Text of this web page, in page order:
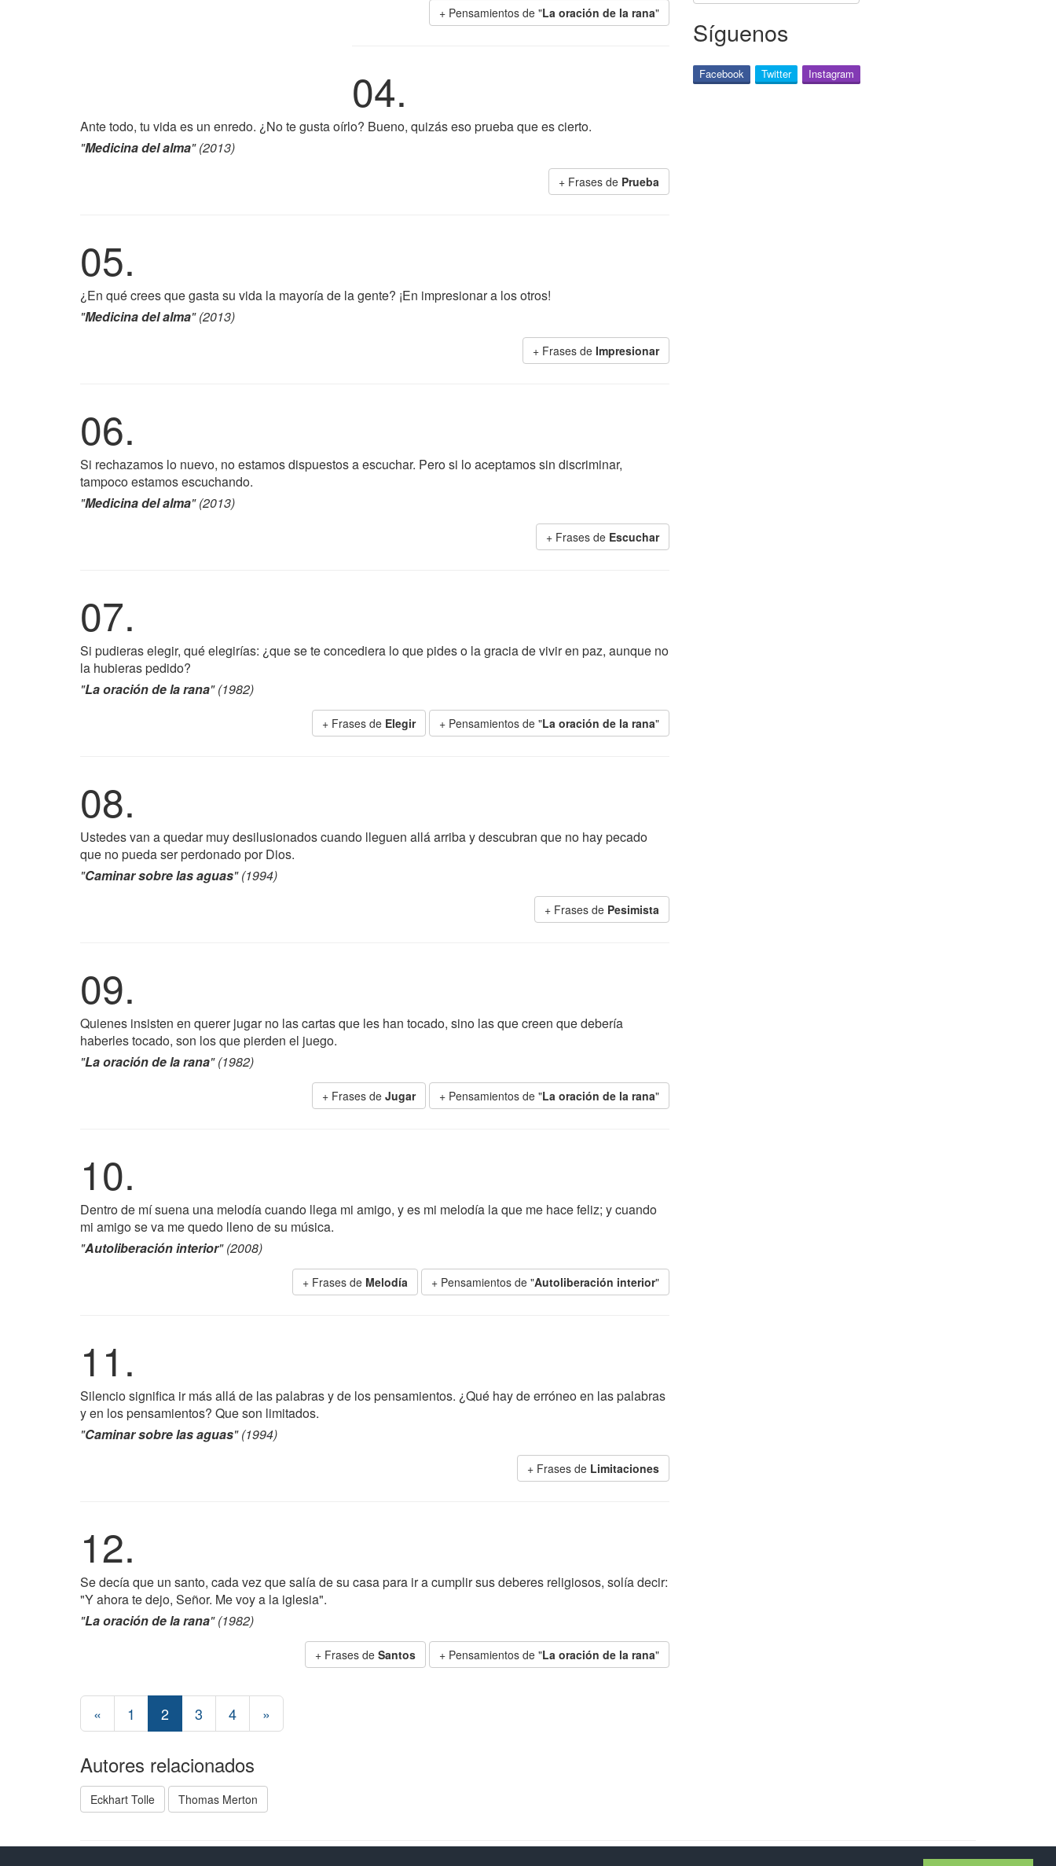
+ Pensamientos de "La oración de la rana"
04.
Ante todo, tu vida es un enredo. ¿No te gusta oírlo? Bueno, quizás eso prueba que es cierto.
"Medicina del alma" (2013)
+ Frases de Prueba
05.
¿En qué crees que gasta su vida la mayoría de la gente? ¡En impresionar a los otros!
"Medicina del alma" (2013)
+ Frases de Impresionar
06.
Si rechazamos lo nuevo, no estamos dispuestos a escuchar. Pero si lo aceptamos sin discriminar,
tampoco estamos escuchando.
"Medicina del alma" (2013)
+ Frases de Escuchar
07.
Si pudieras elegir, qué elegirías: ¿que se te concediera lo que pides o la gracia de vivir en paz, aunque no
la hubieras pedido?
"La oración de la rana" (1982)
+ Frases de Elegir + Pensamientos de "La oración de la rana"
08.
Ustedes van a quedar muy desilusionados cuando lleguen allá arriba y descubran que no hay pecado
que no pueda ser perdonado por Dios.
"Caminar sobre las aguas" (1994)
+ Frases de Pesimista
09.
Quienes insisten en querer jugar no las cartas que les han tocado, sino las que creen que debería
haberles tocado, son los que pierden el juego.
"La oración de la rana" (1982)
+ Frases de Jugar + Pensamientos de "La oración de la rana"
10.
Dentro de mí suena una melodía cuando llega mi amigo, y es mi melodía la que me hace feliz; y cuando
mi amigo se va me quedo lleno de su música.
"Autoliberación interior" (2008)
+ Frases de Melodía + Pensamientos de "Autoliberación interior"
11.
Silencio significa ir más allá de las palabras y de los pensamientos. ¿Qué hay de erróneo en las palabras
y en los pensamientos? Que son limitados.
"Caminar sobre las aguas" (1994)
+ Frases de Limitaciones
12.
Se decía que un santo, cada vez que salía de su casa para ir a cumplir sus deberes religiosos, solía decir:
"Y ahora te dejo, Señor. Me voy a la iglesia".
"La oración de la rana" (1982)
+ Frases de Santos + Pensamientos de "La oración de la rana"
« 1 2 3 4 »
Autores relacionados
Eckhart Tolle Thomas Merton
Síguenos
Facebook Twitter Instagram